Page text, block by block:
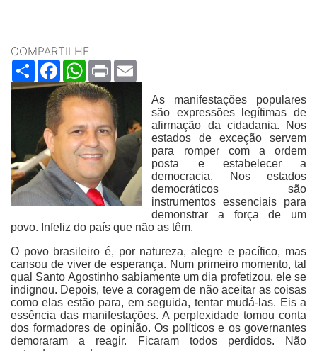
COMPARTILHE
ShareFacebookWhatsApp
Print
As manifestações populares
são expressões legítimas de
afirmação da cidadania. Nos
estados de exceção servem
para romper com a ordem
posta e estabelecer a
democracia. Nos estados
democráticos são
instrumentos essenciais para
demonstrar a força de um
povo. Infeliz do país que não as têm.
O povo brasileiro é, por natureza, alegre e pacífico, mas
cansou de viver de esperança. Num primeiro momento, tal
qual Santo Agostinho sabiamente um dia profetizou, ele se
indignou. Depois, teve a coragem de não aceitar as coisas
como elas estão para, em seguida, tentar mudá-las. Eis a
essência das manifestações. A perplexidade tomou conta
dos formadores de opinião. Os políticos e os governantes
demoraram a reagir. Ficaram todos perdidos. Não